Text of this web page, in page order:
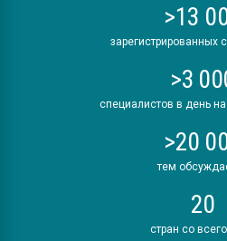
>13
зарегистрированных
>3
специалистов в день
>20
тем
20
стран со